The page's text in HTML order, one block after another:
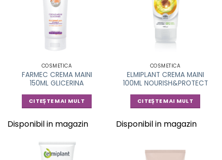
COSMETICA
FARMEC CREMA MAINI
150ML GLICERINA
CITEȘTE MAI MULT
Disponibil in magazin
COSMETICA
ELMIPLANT CREMA MAINI
100ML NOURISH&PROTECT
CITEȘTE MAI MULT
Disponibil in magazin